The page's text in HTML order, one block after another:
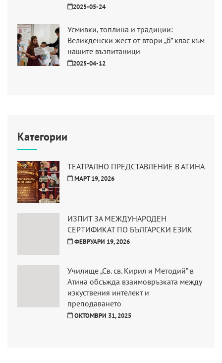
2025-05-24
Усмивки, топлина и традиции:
Великденски жест от втори „б” клас към
нашите възпитаници
2025-04-12
Категории
ТЕАТРАЛНО ПРЕДСТАВЛЕНИЕ В АТИНА
МАРТ 19, 2026
ИЗПИТ ЗА МЕЖДУНАРОДЕН
СЕРТИФИКАТ ПО БЪЛГАРСКИ ЕЗИК
ФЕВРУАРИ 19, 2026
Училище „Св. св. Кирил и Методий” в
Атина обсъжда взаимовръзката между
изкуствения интелект и
преподаването
ОКТОМВРИ 31, 2025